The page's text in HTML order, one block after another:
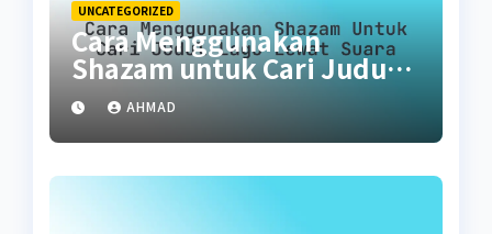
UNCATEGORIZED
Cara Menggunakan
Shazam untuk Cari Judul
Lagu Lewat Suara
AHMAD